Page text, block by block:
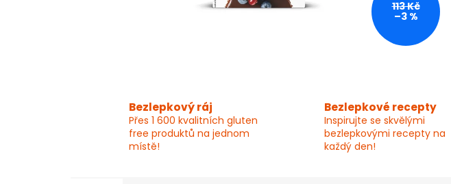
113 Kč
–3 %
Bezlepkový ráj
Přes 1 600 kvalitních gluten
free produktů na jednom
místě!
Bezlepkové recepty
Inspirujte se skvělými
bezlepkovými recepty na
každý den!